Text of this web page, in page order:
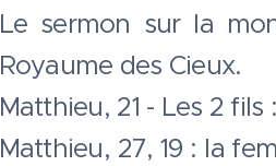
Le sermon sur la
Royaume des Cieux.
Matthieu, 21 - Les 2
Matthieu, 27, 19 : la